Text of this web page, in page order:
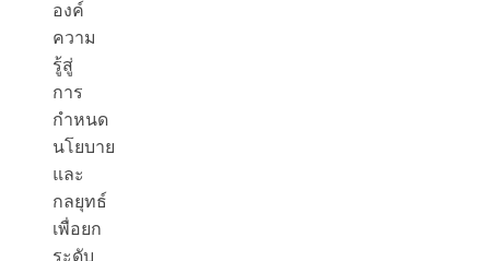
องค์
ความ
รู้สู่
การ
กำหนด
นโยบาย
และ
กลยุทธ์
เพื่อยก
ระดับ